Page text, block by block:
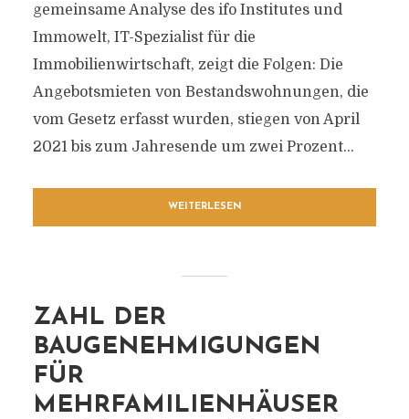
gemeinsame Analyse des ifo Institutes und
Immowelt, IT-Spezialist für die
Immobilienwirtschaft, zeigt die Folgen: Die
Angebotsmieten von Bestandswohnungen, die
vom Gesetz erfasst wurden, stiegen von April
2021 bis zum Jahresende um zwei Prozent...
WEITERLESEN
ZAHL DER
BAUGENEHMIGUNGEN
FÜR
MEHRFAMILIENHÄUSER